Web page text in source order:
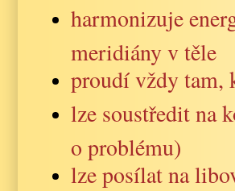
harmonizuje
meridiány v těle
proudí vždy tam,
lze soustředit na
o problému)
lze posílat na